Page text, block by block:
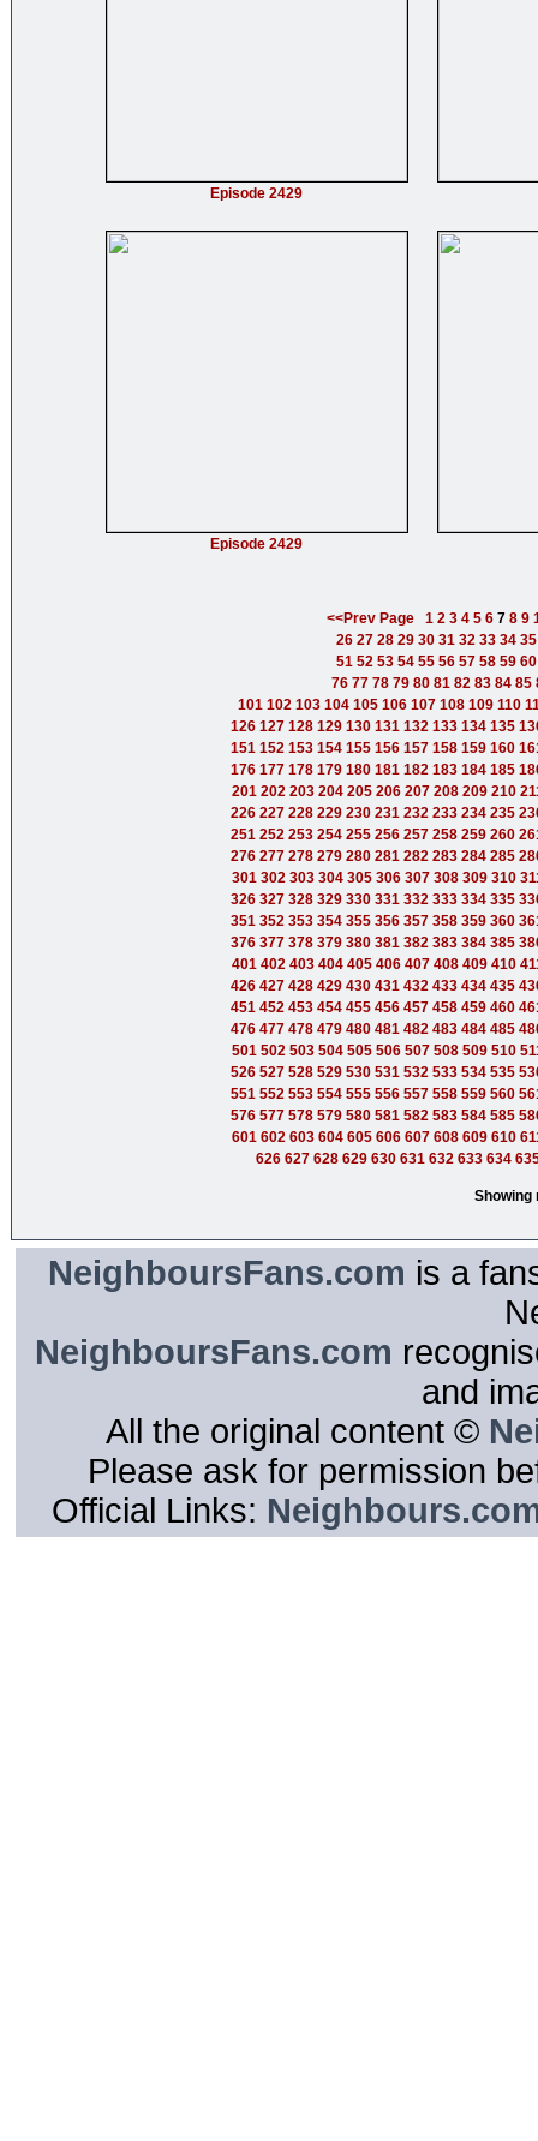
Episode 2429
Episode 2429
<<Prev Page 1 2 3 4 5 6 7 8 9
26 27 28 29 30 31 32 33 34 35
51 52 53 54 55 56 57 58 59 60
76 77 78 79 80 81 82 83 84 85
101 102 103 104 105 106 107 108 109 110
126 127 128 129 130 131 132 133 134 135
151 152 153 154 155 156 157 158 159 160
176 177 178 179 180 181 182 183 184 185
201 202 203 204 205 206 207 208 209 210
226 227 228 229 230 231 232 233 234 235
251 252 253 254 255 256 257 258 259 260
276 277 278 279 280 281 282 283 284 285
301 302 303 304 305 306 307 308 309 310
326 327 328 329 330 331 332 333 334 335
351 352 353 354 355 356 357 358 359 360
376 377 378 379 380 381 382 383 384 385
401 402 403 404 405 406 407 408 409 410
426 427 428 429 430 431 432 433 434 435
451 452 453 454 455 456 457 458 459 460
476 477 478 479 480 481 482 483 484 485
501 502 503 504 505 506 507 508 509 510
526 527 528 529 530 531 532 533 534 535
551 552 553 554 555 556 557 558 559 560
576 577 578 579 580 581 582 583 584 585
601 602 603 604 605 606 607 608 609 610
626 627 628 629 630 631 632 633 634
Showing
NeighboursFans.com is a
NeighboursFans.com
and
All the original content ©
Please ask for permission
Official Links: